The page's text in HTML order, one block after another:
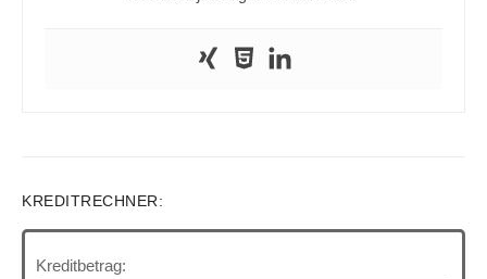
KREDITRECHNER:
Kreditbetrag: